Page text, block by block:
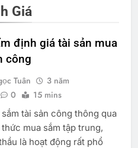
Giá
định giá tài sản mua
công
Tuân
3 năm
0 15 mins
sắm tài sản công thông qua
mua sắm tập trung,
là hoạt động rất phổ